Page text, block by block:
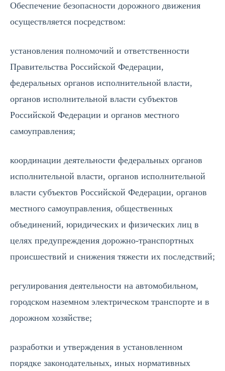
Обеспечение безопасности дорожного движения
осуществляется посредством:
установления полномочий и ответственности
Правительства Российской Федерации,
федеральных органов исполнительной власти,
органов исполнительной власти субъектов
Российской Федерации и органов местного
самоуправления;
координации деятельности федеральных органов
исполнительной власти, органов исполнительной
власти субъектов Российской Федерации, органов
местного самоуправления, общественных
объединений, юридических и физических лиц в
целях предупреждения дорожно-транспортных
происшествий и снижения тяжести их последствий;
регулирования деятельности на автомобильном,
городском наземном электрическом транспорте и в
дорожном хозяйстве;
разработки и утверждения в установленном
порядке законодательных, иных нормативных